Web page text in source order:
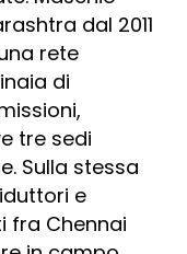
dal 2011
rete
di
tre sedi
Sulla stessa
e
fra Chennai